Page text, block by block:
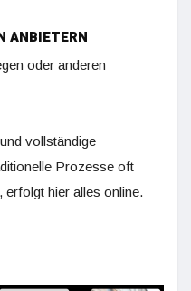
ANBIETERN
oder anderen
vollständige
Prozesse oft
hier alles online.